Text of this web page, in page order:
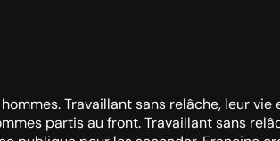
Travaillant sans relâche, leur
partis au front. Travaillant sans